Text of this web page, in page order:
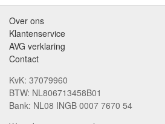
Over ons
Klantenservice
AVG verklaring
Contact
KvK: 37079960
BTW: NL806713458B01
Bank: NL08 INGB 0007 7670 54